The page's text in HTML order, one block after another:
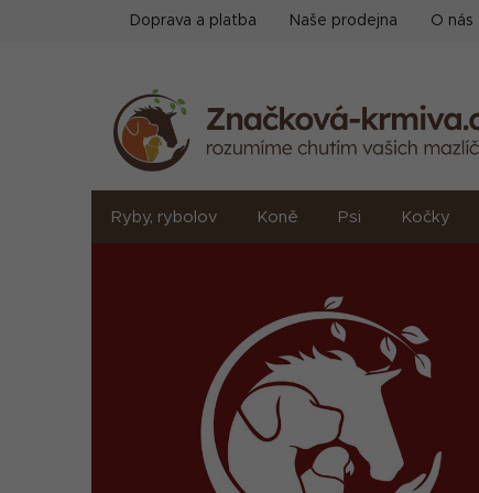
Doprava a platba Naše prodejna O nás
Ryby, rybolov Koně Psi Kočky